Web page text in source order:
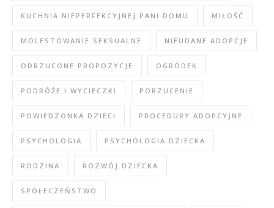
KUCHNIA NIEPERFEKCYJNEJ PANI DOMU MIŁOŚĆ
MOLESTOWANIE SEKSUALNE NIEUDANE ADOPCJE
ODRZUCONE PROPOZYCJE OGRÓDEK
PODRÓŻE I WYCIECZKI PORZUCENIE
POWIEDZONKA DZIECI PROCEDURY ADOPCYJNE
PSYCHOLOGIA PSYCHOLOGIA DZIECKA
RODZINA ROZWÓJ DZIECKA
SPOŁECZEŃSTWO